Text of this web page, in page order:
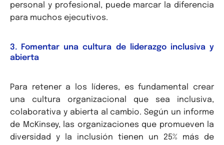
personal y profesional, puede marcar la diferencia
para muchos ejecutivos.
3. Fomentar una cultura de liderazgo inclusiva y
abierta
Para retener a los líderes, es fundamental crear
una cultura organizacional que sea inclusiva,
colaborativa y abierta al cambio. Según un informe
de McKinsey, las organizaciones que promueven la
diversidad y la inclusión tienen un 25% más de